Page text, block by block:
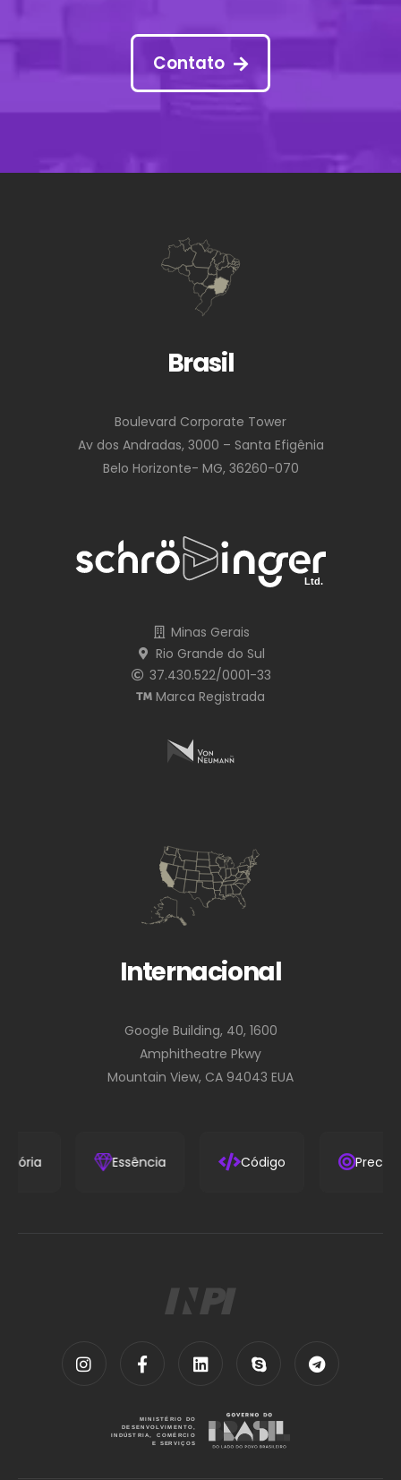
Contato
Brasil
Boulevard Corporate Tower
Av dos Andradas, 3000 – Santa Efigênia
Belo Horizonte- MG, 36260-070
Minas Gerais
Rio Grande do Sul
37.430.522/0001-33
Marca Registrada
Internacional
Google Building, 40, 1600
Amphitheatre Pkwy
Mountain View, CA 94043 EUA
Trajetória Essência Código